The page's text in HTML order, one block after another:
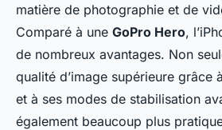
matière de photographie et de
Comparé à une GoPro Hero,
de nombreux avantages. Non
qualité d’image supérieure grâce
et à ses modes de stabilisation
également beaucoup plus